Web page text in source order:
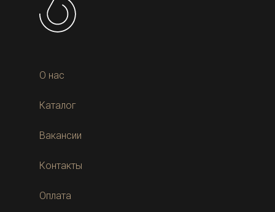
Каталог
Вакансии
Контакты
О нас
Оплата